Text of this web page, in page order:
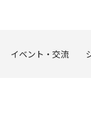
イベント・交流